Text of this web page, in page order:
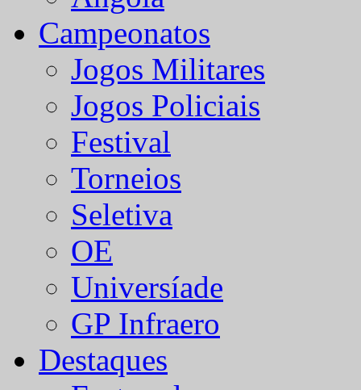
Campeonatos
Jogos Militares
Jogos Policiais
Festival
Torneios
Seletiva
OE
Universíade
GP Infraero
Destaques